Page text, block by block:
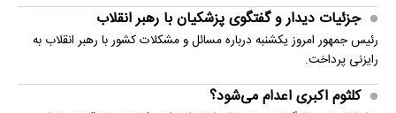
جزئیات دیدار و گفتگوی پزشکیان با رهبر انقلاب
رئیس جمهور امروز یکشنبه درباره مسائل و مشکلات کشور با رهبر انقلاب به
رایزنی پرداخت.
کلثوم اکبری اعدام می‌شود؟